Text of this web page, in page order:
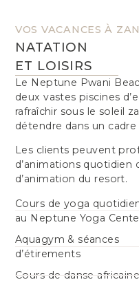
VOS VACANCES À
NATATION
ET LOISIRS
Le Neptune Pwani
deux vastes piscines
rafraîchir sous le soleil
détendre dans un
Les clients peuvent
d’animations quotidien
d’animation du resort.
Cours de yoga
au Neptune Yoga
Aquagym & séances
d’étirements
Cours de danse africaine